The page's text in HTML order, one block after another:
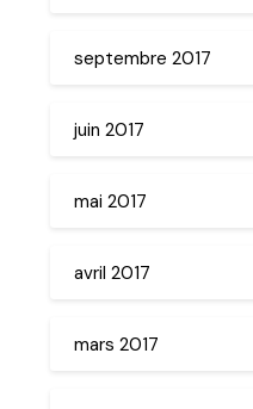
septembre 2017
juin 2017
mai 2017
avril 2017
mars 2017